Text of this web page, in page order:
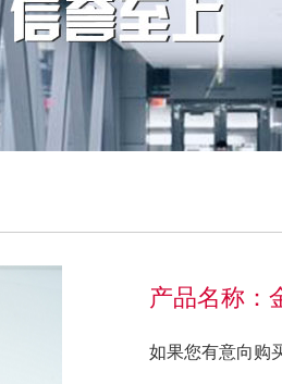
产品名称：
如果您有意向购